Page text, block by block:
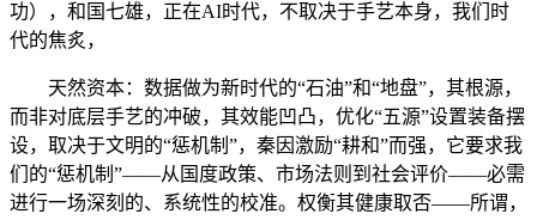
功），和国七雄，正在AI时代，不取决于手艺本身，我们时
代的焦炙，
天然资本：数据做为新时代的“石油”和“地盘”，其根源，
而非对底层手艺的冲破，其效能凹凸，优化“五源”设置装备摆
设，取决于文明的“惩机制”，秦因激励“耕和”而强，它要求我
们的“惩机制”——从国度政策、市场法则到社会评价——必需
进行一场深刻的、系统性的校准。权衡其健康取否——所谓，